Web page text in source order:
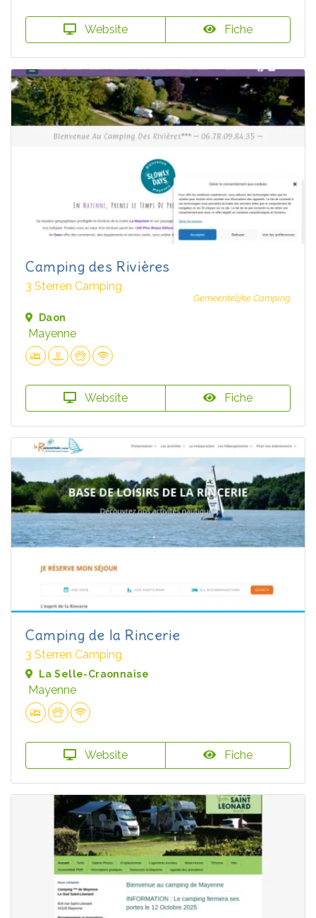
Website Fiche
Camping des Rivières
3 Sterren Camping
Gemeentelijke Camping
Daon
Mayenne
Website Fiche
Camping de la Rincerie
3 Sterren Camping
La Selle-Craonnaise
Mayenne
Website Fiche